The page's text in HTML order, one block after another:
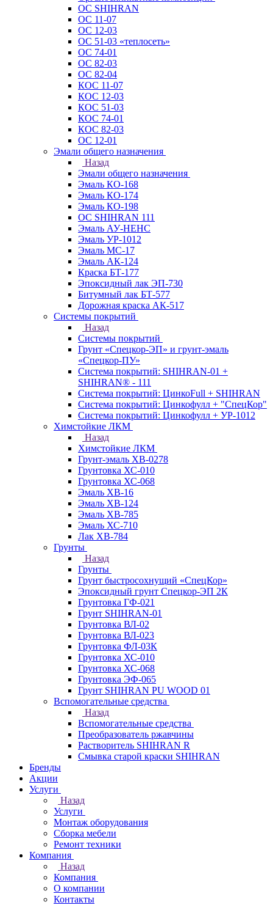
ОС SHIHRAN
ОС 11-07
ОС 12-03
ОС 51-03 «теплосеть»
ОС 74-01
ОС 82-03
ОС 82-04
КОС 11-07
КОС 12-03
КОС 51-03
КОС 74-01
КОС 82-03
ОС 12-01
Эмали общего назначения
Назад
Эмали общего назначения
Эмаль КО-168
Эмаль КО-174
Эмаль КО-198
ОС SHIHRAN 111
Эмаль АУ-НЕНС
Эмаль УР-1012
Эмаль МС-17
Эмаль АК-124
Краска БТ-177
Эпоксидный лак ЭП-730
Битумный лак БТ-577
Дорожная краска АК-517
Системы покрытий
Назад
Системы покрытий
Грунт «Спецкор-ЭП» и грунт-эмаль
«Спецкор-ПУ»
Система покрытий: SHIHRAN-01 +
SHIHRAN® - 111
Система покрытий: ЦинкоFull + SHIHRAN
Система покрытий: Цинкофулл + "СпецКор"
Система покрытий: Цинкофулл + УР-1012
Химстойкие ЛКМ
Назад
Химстойкие ЛКМ
Грунт-эмаль ХВ-0278
Грунтовка ХС-010
Грунтовка ХС-068
Эмаль ХВ-16
Эмаль ХВ-124
Эмаль ХВ-785
Эмаль ХС-710
Лак ХВ-784
Грунты
Назад
Грунты
Грунт быстросохнущий «СпецКор»
Эпоксидный грунт Спецкор-ЭП 2К
Грунтовка ГФ-021
Грунт SHIHRAN-01
Грунтовка ВЛ-02
Грунтовка ВЛ-023
Грунтовка ФЛ-03К
Грунтовка ХС-010
Грунтовка ХС-068
Грунтовка ЭФ-065
Грунт SHIHRAN PU WOOD 01
Вспомогательные средства
Назад
Вспомогательные средства
Преобразователь ржавчины
Растворитель SHIHRAN R
Смывка старой краски SHIHRAN
Бренды
Акции
Услуги
Назад
Услуги
Монтаж оборудования
Сборка мебели
Ремонт техники
Компания
Назад
Компания
О компании
Контакты